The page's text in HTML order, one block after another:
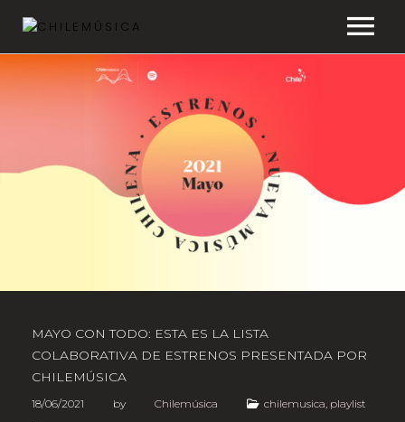
CHILEMÚSICA
NOTICIAS
EFEMÉRIDES
PLAYLISTS
TRANSPARENCIA
MAYO CON TODO: ESTA ES LA LISTA
COLABORATIVA DE ESTRENOS PRESENTADA POR
CHILEMÚSICA
18/06/2021 by Chilemúsica chilemusica playlist